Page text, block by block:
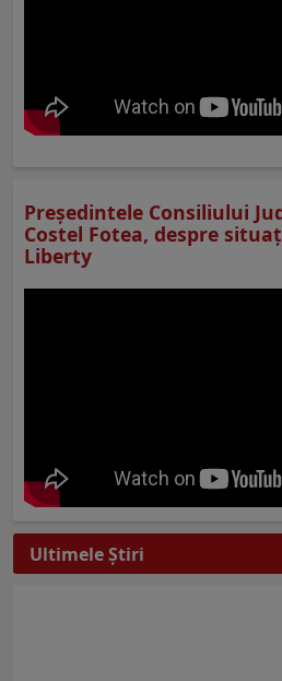
Preşedintele Consiliului
Costel Fotea, despre
Liberty
Ultimele Ştiri